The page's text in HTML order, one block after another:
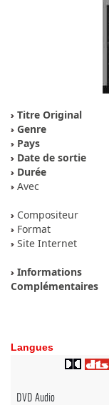
Titre Original
Genre
Pays
Date de sortie
Durée
Avec
Compositeur
Format
Site Internet
Informations
Complémentaires
Langues
DVD Audio